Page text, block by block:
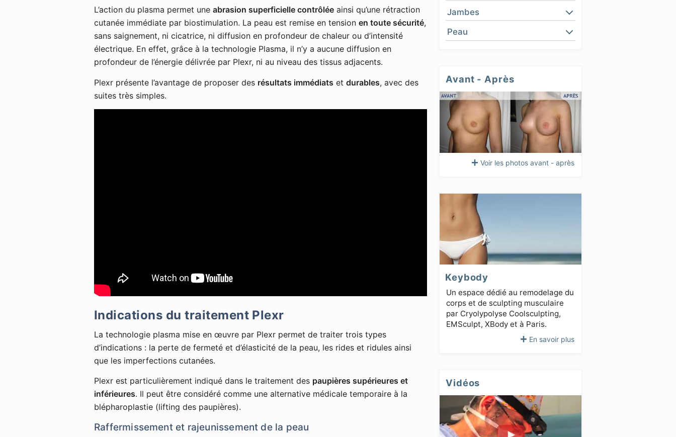
L’action du plasma permet une abrasion superficielle contrôlée ainsi qu’une rétraction
cutanée immédiate par biostimulation. La peau est remise en tension en toute sécurité,
sans saignement, ni cicatrice, ni diffusion en profondeur de chaleur ou d’intensité
électrique. En effet, grâce à la technologie Plasma, il n’y a aucune diffusion en
profondeur de l’énergie délivrée par Plexr, ni au niveau des tissus adjacents.
Plexr présente l’avantage de proposer des résultats immédiats et durables, avec des
suites très simples.
Indications du traitement Plexr
La technologie plasma mise en œuvre par Plexr permet de traiter trois types
d’indications : la perte de fermeté et d’élasticité de la peau, les rides et ridules ainsi
que les imperfections cutanées.
Plexr est particulièrement indiqué dans le traitement des paupières supérieures et
inférieures. Il peut être considéré comme une alternative médicale temporaire à la
blépharoplastie (lifting des paupières).
Raffermissement et rajeunissement de la peau
Jambes
Peau
Avant - Après
Voir les photos avant - après
Keybody
Un espace dédié au remodelage du
corps et de sculpting musculaire
par Cryolypolyse Coolsculpting,
EMSculpt, XBody et à Paris.
En savoir plus
Vidéos